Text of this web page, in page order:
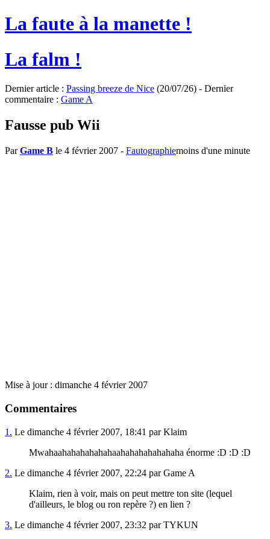
La faute à la manette !
La falm !
Dernier article : Passing breeze de Nice (20/07/26) - Dernier
commentaire : Game A
Fausse pub Wii
ParGame B le 4 février 2007 - Fautographiemoins d'une minute
Mise à jour : dimanche 4 février 2007
Commentaires
1. Le dimanche 4 février 2007, 18:41 par Klaim
Mwahaahahahahahahaahahahahahahaha énorme :D :D :D
2. Le dimanche 4 février 2007, 22:24 par Game A
Klaim, rien à voir, mais on peut mettre ton site (lequel
d'ailleurs, le blog ou ron repère ?) en lien ?
3. Le dimanche 4 février 2007, 23:32 par TYKUN